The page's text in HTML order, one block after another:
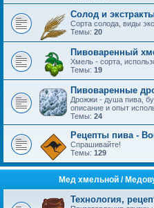
Солод и
Сорта солода, виды
Темы: 20
Пивоваренный
Хмель - сорта,
Темы: 19
Пивоваренные
Дрожжи - душа пива,
описание и опыт
Темы: 24
Рецепты пива -
Спрашивайте!
Темы: 129
Mед хмельной /
Технология,